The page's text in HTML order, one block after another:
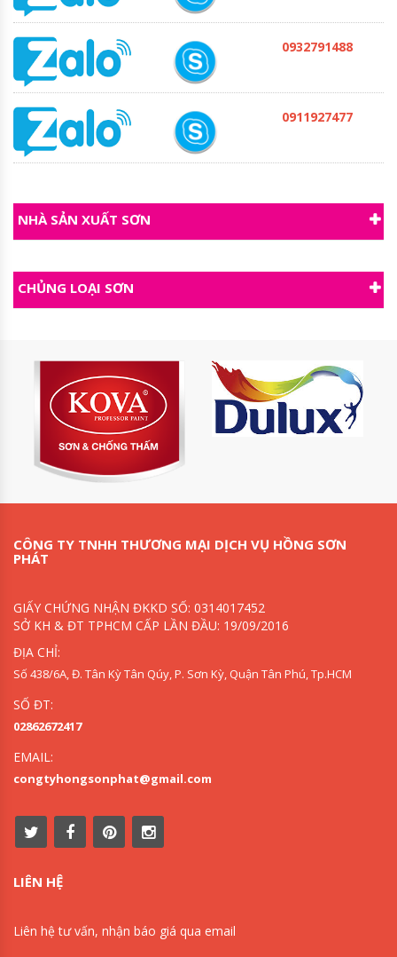
0932791488
0911927477
NHÀ SẢN XUẤT SƠN
CHỦNG LOẠI SƠN
CÔNG TY TNHH THƯƠNG MẠI DỊCH VỤ HỒNG SƠN
PHÁT
GIẤY CHỨNG NHẬN ĐKKD SỐ: 0314017452
SỞ KH & ĐT TPHCM CẤP LẦN ĐẦU: 19/09/2016
ĐỊA CHỈ:
Số 438/6A, Đ. Tân Kỳ Tân Qúy, P. Sơn Kỳ, Quận Tân Phú, Tp.HCM
SỐ ĐT:
02862672417
EMAIL:
congtyhongsonphat@gmail.com
LIÊN HỆ
Liên hệ tư vấn, nhận báo giá qua email